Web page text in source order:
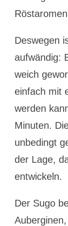
Deswegen
aufwändig:
weich
einfach mit
werden
Minuten.
unbedingt
der Lage,
entwickeln.
Der Sugo